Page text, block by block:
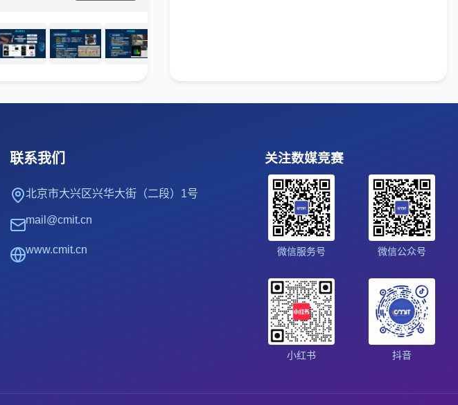
联系我们
北京市大兴区兴华大街（二段）1号
mail@cmit.cn
www.cmit.cn
关注数媒竞赛
微信服务号 微信公众号
小红书 抖音